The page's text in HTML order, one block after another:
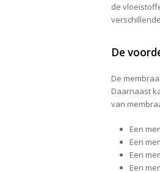
de
De
De
Daarnaast
van
Een
Een
Een
Een